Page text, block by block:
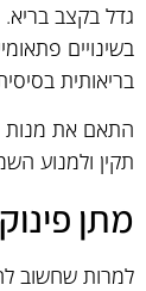
גדל בקצב
בשינויים
בריאותית
התאם את
תקין ולמנוע
מתן
למרות שחשוב